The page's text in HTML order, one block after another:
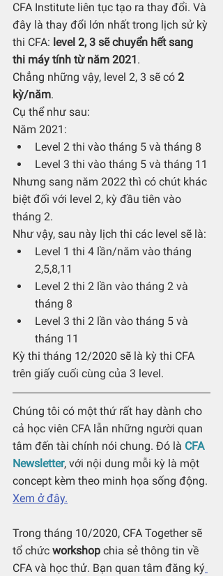
CFA Institute liên tục tạo ra thay đổi. Và
đây là thay đổi lớn nhất trong lịch sử kỳ
thi CFA: level 2, 3 sẽ chuyển hết sang
thi máy tính từ năm 2021 .
Chẳng những vậy, level 2, 3 sẽ có 2
kỳ/năm.
Cụ thể như sau:
Năm 2021:
Level 2 thi vào tháng 5 và tháng 8
Level 3 thi vào tháng 5 và tháng 11
Nhưng sang năm 2022 thì có chút khác
biệt đối với level 2, kỳ đầu tiên vào
tháng 2.
Như vậy, sau này lịch thi các level sẽ là:
Level 1 thi 4 lần/năm vào tháng
2,5,8,11
Level 2 thi 2 lần vào tháng 2 và
tháng 8
Level 3 thi 2 lần vào tháng 5 và
tháng 11
Kỳ thi tháng 12/2020 sẽ là kỳ thi CFA
trên giấy cuối cùng của 3 level.
Chúng tôi có một thứ rất hay dành cho
cả học viên CFA lẫn những người quan
tâm đến tài chính nói chung. Đó là CFA
Newsletter, với nội dung mỗi kỳ là một
concept kèm theo minh họa sống động.
Xem ở đây.
Trong tháng 10/2020, CFA Together sẽ
tổ chức workshop chia sẻ thông tin về
CFA và học thử. Bạn quan tâm đăng ký